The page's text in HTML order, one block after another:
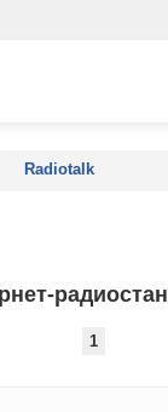
Radiotalk
1